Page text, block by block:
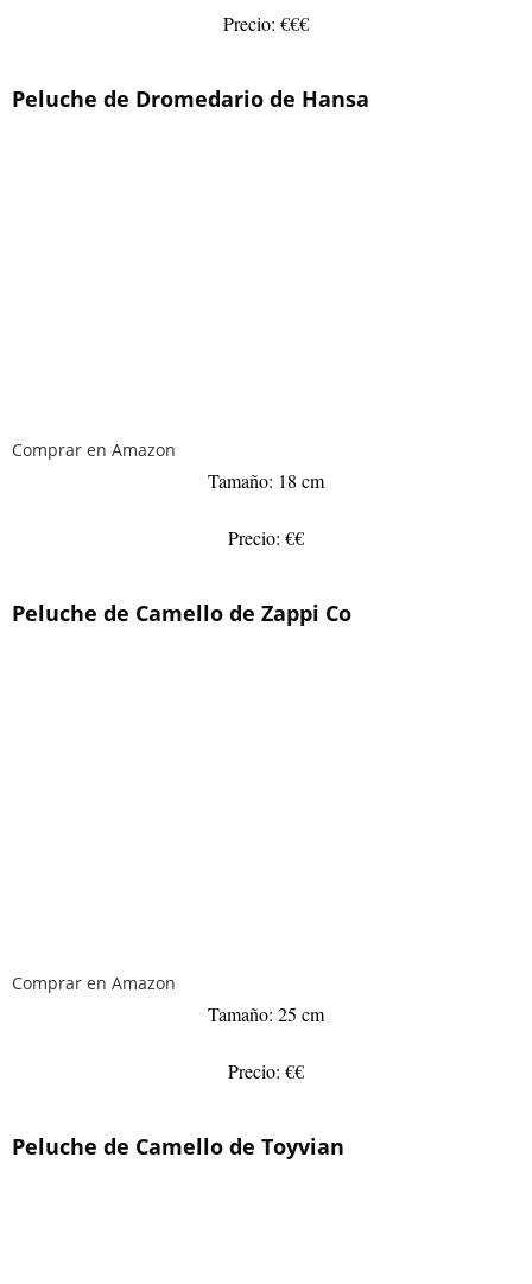
Precio: €€€
Peluche de Dromedario de Hansa
Comprar en Amazon
Tamaño: 18 cm
Precio: €€
Peluche de Camello de Zappi Co
Comprar en Amazon
Tamaño: 25 cm
Precio: €€
Peluche de Camello de Toyvian